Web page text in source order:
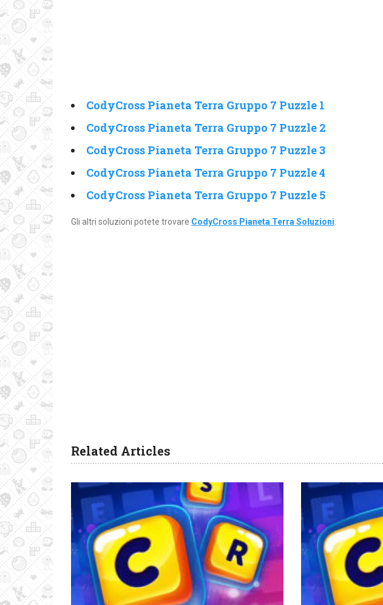
CodyCross Pianeta Terra Gruppo 7 Puzzle 1
CodyCross Pianeta Terra Gruppo 7 Puzzle 2
CodyCross Pianeta Terra Gruppo 7 Puzzle 3
CodyCross Pianeta Terra Gruppo 7 Puzzle 4
CodyCross Pianeta Terra Gruppo 7 Puzzle 5
Gli altri soluzioni potete trovare CodyCross Pianeta Terra Soluzioni
Related Articles